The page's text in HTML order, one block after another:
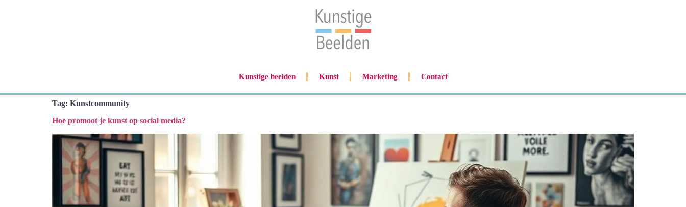
Kunstige beelden Kunst Marketing Contact
Tag: Kunstcommunity
Hoe promoot je kunst op social media?